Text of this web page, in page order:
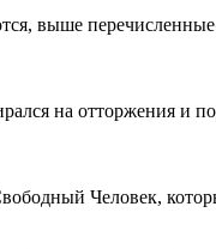
выше
на отторжения и
Человек,